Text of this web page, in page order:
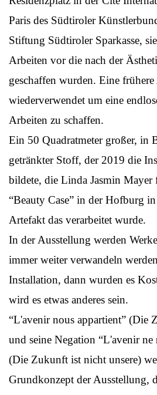
Paris des Südtiroler
Stiftung Südtiroler Sparkasse,
Arbeiten vor die nach der
geschaffen wurden. Eine
wiederverwendet um eine
Arbeiten zu schaffen.
Ein 50 Quadratmeter großer, in
getränkter Stoff, der 2019 die
bildete, die Linda Jasmin Mayer
“Beauty Case” in der Hofburg
Artefakt das verarbeitet wurde.
In der Ausstellung werden
immer weiter verwandeln
Installation, dann wurden es
wird es etwas anderes sein.
“L'avenir nous appartient” (Die
und seine Negation “L'avenir ne
(Die Zukunft ist nicht unsere)
Grundkonzept der Ausstellung,